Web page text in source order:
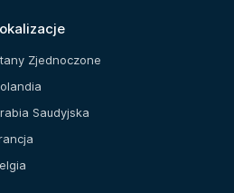
Zjednoczone
Saudyjska